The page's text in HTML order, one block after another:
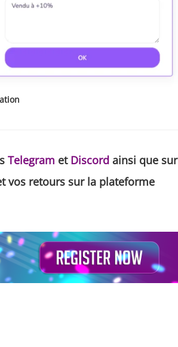
Telegram et Discord ainsi que sur
vos retours sur la plateforme